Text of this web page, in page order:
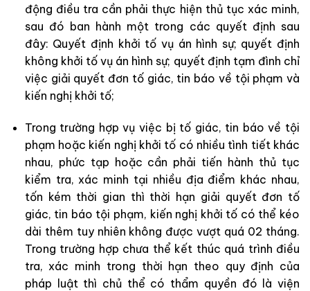
động điều tra cần phải thực hiện thủ tục xác minh,
sau đó ban hành một trong các quyết định sau
đây: Quyết định khởi tố vụ án hình sự; quyết định
không khởi tố vụ án hình sự; quyết định tạm đình chỉ
việc giải quyết đơn tố giác, tin báo về tội phạm và
kiến nghị khởi tố;
Trong trường hợp vụ việc bị tố giác, tin báo về tội
phạm hoặc kiến nghị khởi tố có nhiều tình tiết khác
nhau, phức tạp hoặc cần phải tiến hành thủ tục
kiểm tra, xác minh tại nhiều địa điểm khác nhau,
tốn kém thời gian thì thời hạn giải quyết đơn tố
giác, tin báo tội phạm, kiến nghị khởi tố có thể kéo
dài thêm tuy nhiên không được vượt quá 02 tháng.
Trong trường hợp chưa thể kết thúc quá trình điều
tra, xác minh trong thời hạn theo quy định của
pháp luật thì chủ thể có thẩm quyền đó là viện